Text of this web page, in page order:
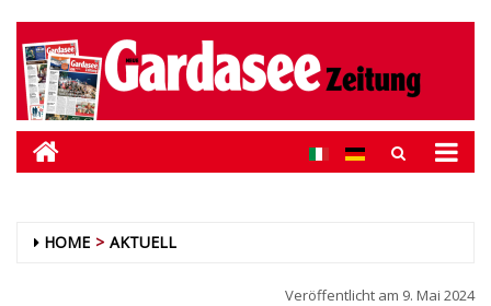
HOME AKTUELL
Veröffentlicht am 9. Mai 2024